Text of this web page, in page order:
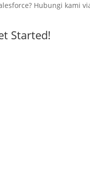
Hubungi kami
Started!